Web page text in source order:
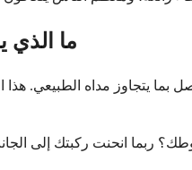
ما الذي
يتجاوز مداه الطبيعي. هذا
ربما انحنت ركبتك إلى